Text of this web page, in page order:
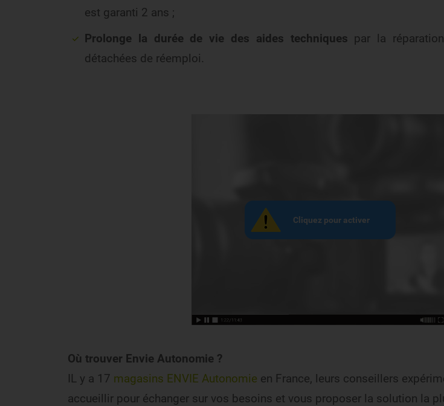
est garanti 2 ans ;
Prolonge la durée de vie des aides techniques par la
détachées de réemploi.
Où trouver Envie Autonomie ?
IL y a 17 magasins ENVIE Autonomie en France, leurs conseillers
accueillir pour échanger sur vos besoins et vous proposer la solution la